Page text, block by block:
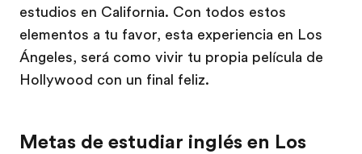
estudios en California. Con todos estos
elementos a tu favor, esta experiencia en Los
Ángeles, será como vivir tu propia película de
Hollywood con un final feliz.
Metas de estudiar inglés en Los